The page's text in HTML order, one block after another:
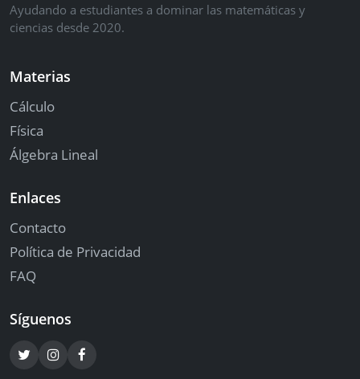
Ayudando a estudiantes a dominar las matemáticas y
ciencias desde 2020.
Materias
Cálculo
Física
Álgebra Lineal
Enlaces
Contacto
Política de Privacidad
FAQ
Síguenos